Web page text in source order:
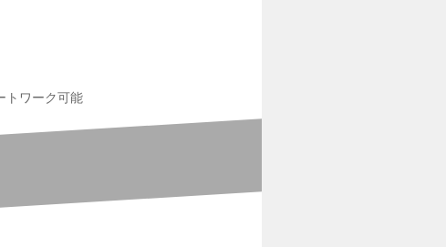
トワーク可能